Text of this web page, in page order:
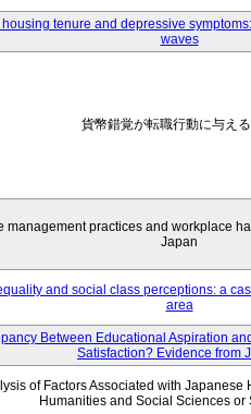
tenure and depressive
waves
貨幣錯覚が転職行動に与え
management practices and workplace
Japan
and social class perceptions: a
area
Between Educational Aspiration
Satisfaction? Evidence from
of Factors Associated with Japanese
Humanities and Social Sciences or